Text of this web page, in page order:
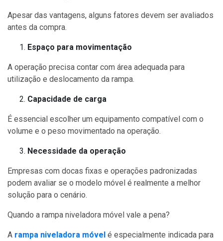
Apesar das vantagens, alguns fatores devem ser avaliados
antes da compra.
Espaço para movimentação
A operação precisa contar com área adequada para
utilização e deslocamento da rampa.
Capacidade de carga
É essencial escolher um equipamento compatível com o
volume e o peso movimentado na operação.
Necessidade da operação
Empresas com docas fixas e operações padronizadas
podem avaliar se o modelo móvel é realmente a melhor
solução para o cenário.
Quando a rampa niveladora móvel vale a pena?
A rampa niveladora móvel é especialmente indicada para